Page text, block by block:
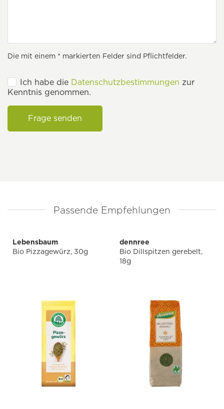
Die mit einem * markierten Felder sind Pflichtfelder.
Ich habe die Datenschutzbestimmungen zur
Kenntnis genommen.
Frage senden
Passende Empfehlungen
Lebensbaum
Bio Pizzagewürz, 30g
dennree
Bio Dillspitzen gerebelt,
18g